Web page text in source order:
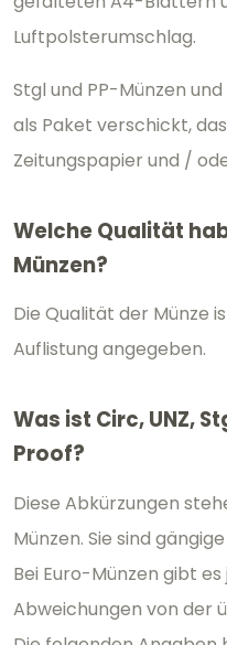
Luftpolsterumschlag.
Stgl und PP-Münzen
als Paket verschickt,
Zeitungspapier und /
Welche Qualität
Münzen?
Die Qualität der Münze
Auflistung angegeben.
Was ist Circ, UNZ,
Proof?
Diese Abkürzungen
Münzen. Sie sind
Bei Euro-Münzen gibt
Abweichungen von der